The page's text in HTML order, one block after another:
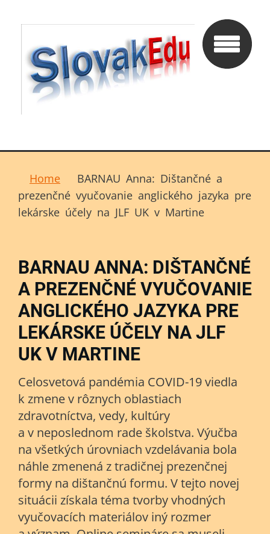
Home
BARNAU Anna: Dištančné a
prezenčné vyučovanie anglického jazyka pre
lekárske účely na JLF UK v Martine
BARNAU ANNA: DIŠTANČNÉ
A PREZENČNÉ VYUČOVANIE
ANGLICKÉHO JAZYKA PRE
LEKÁRSKE ÚČELY NA JLF
UK V MARTINE
Celosvetová pandémia COVID-19 viedla
k zmene v rôznych oblastiach
zdravotníctva, vedy, kultúry
a v neposlednom rade školstva. Výučba
na všetkých úrovniach vzdelávania bola
náhle zmenená z tradičnej prezenčnej
formy na dištančnú formu. V tejto novej
situácii získala téma tvorby vhodných
vyučovacích materiálov iný rozmer